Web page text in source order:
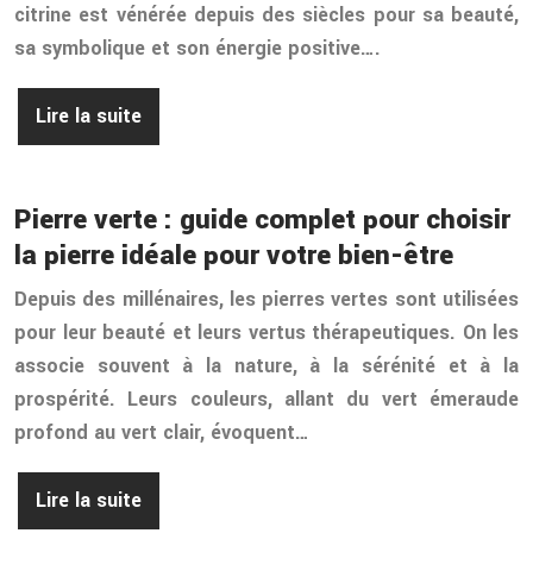
citrine est vénérée depuis des siècles pour sa beauté,
sa symbolique et son énergie positive….
Lire la suite
Pierre verte : guide complet pour choisir
la pierre idéale pour votre bien-être
Depuis des millénaires, les pierres vertes sont utilisées
pour leur beauté et leurs vertus thérapeutiques. On les
associe souvent à la nature, à la sérénité et à la
prospérité. Leurs couleurs, allant du vert émeraude
profond au vert clair, évoquent…
Lire la suite